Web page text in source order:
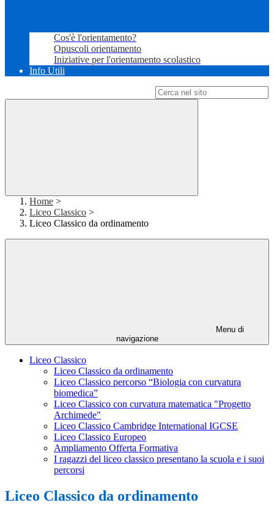
Cos'è l'orientamento?
Opuscoli orientamento
Iniziative per l'orientamento scolastico
Info Utili
Home >
Liceo Classico >
Liceo Classico da ordinamento
Menu di
navigazione
Liceo Classico
Liceo Classico da ordinamento
Liceo Classico percorso “Biologia con curvatura
biomedica”
Liceo Classico con curvatura matematica "Progetto
Archimede"
Liceo Classico Cambridge International IGCSE
Liceo Classico Europeo
Ampliamento Offerta Formativa
I ragazzi del liceo classico presentano la scuola e i suoi
percorsi
Liceo Classico da ordinamento